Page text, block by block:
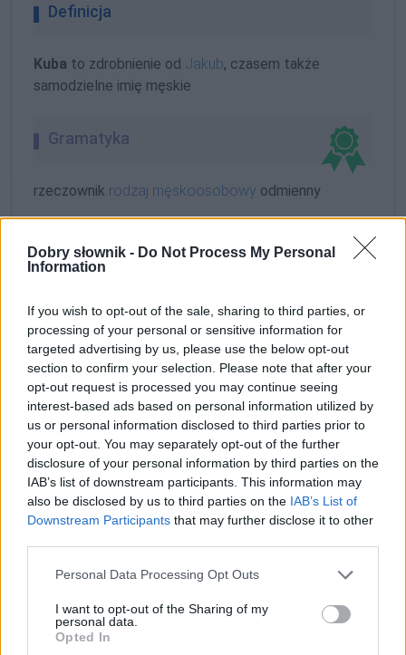
Dobry słownik - Do Not Process My Personal
Information
If you wish to opt-out of the sale, sharing to third parties, or
processing of your personal or sensitive information for
targeted advertising by us, please use the below opt-out
section to confirm your selection. Please note that after your
opt-out request is processed you may continue seeing
interest-based ads based on personal information utilized by
us or personal information disclosed to third parties prior to
your opt-out. You may separately opt-out of the further
disclosure of your personal information by third parties on the
IAB’s list of downstream participants. This information may
also be disclosed by us to third parties on the IAB’s List of
Downstream Participants that may further disclose it to other
Please note that this website/app uses one or more Google
not limited to your visit or usage behaviour. You may click to
grant or deny consent to Google and its third-party tags to
use your data for below specified purposes in below Google
Personal Data Processing Opt Outs
I want to opt-out of the Sharing of my
personal data.
Opted In
Definicja
Kuba to zdrobnienie od Jakub, czasem także
samodzielne imię męskie
Gramatyka
rzeczownik rodzaj męskoosobowy odmienny
Kuba; Kubą; Kubach; Kubami; Kubę; Kubie; Kubo;
Kubom; Kubów; Kubowie; Kuby
ZGŁOŚ POPRAWKĘ
Pozostały wątpliwości? Brakuje czegoś w haśle?
Zobacz, co zyskują abonenci Dobrego słownika.
Często sprawdzane